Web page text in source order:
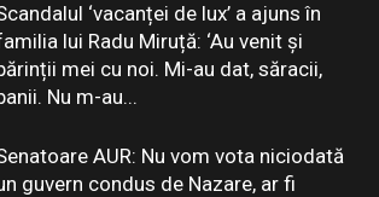
‘vacanței de lux’ a ajuns în
lui Radu Miruță: ‘Au venit și
mei cu noi. Mi-au dat, săracii,
Nu m-au...
AUR: Nu vom vota niciodată
guvern condus de Nazare, ar fi